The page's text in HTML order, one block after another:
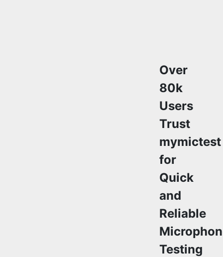
Over
80k
Users
Trust
mymictest
for
Quick
and
Reliable
Testing